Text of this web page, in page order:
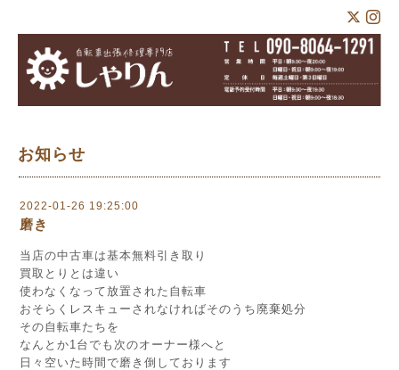
お知らせ
2022-01-26 19:25:00
磨き
当店の中古車は基本無料引き取り
買取とりとは違い
使わなくなって放置された自転車
おそらくレスキューされなければそのうち廃棄処分
その自転車たちを
なんとか1台でも次のオーナー様へと
日々空いた時間で磨き倒しております